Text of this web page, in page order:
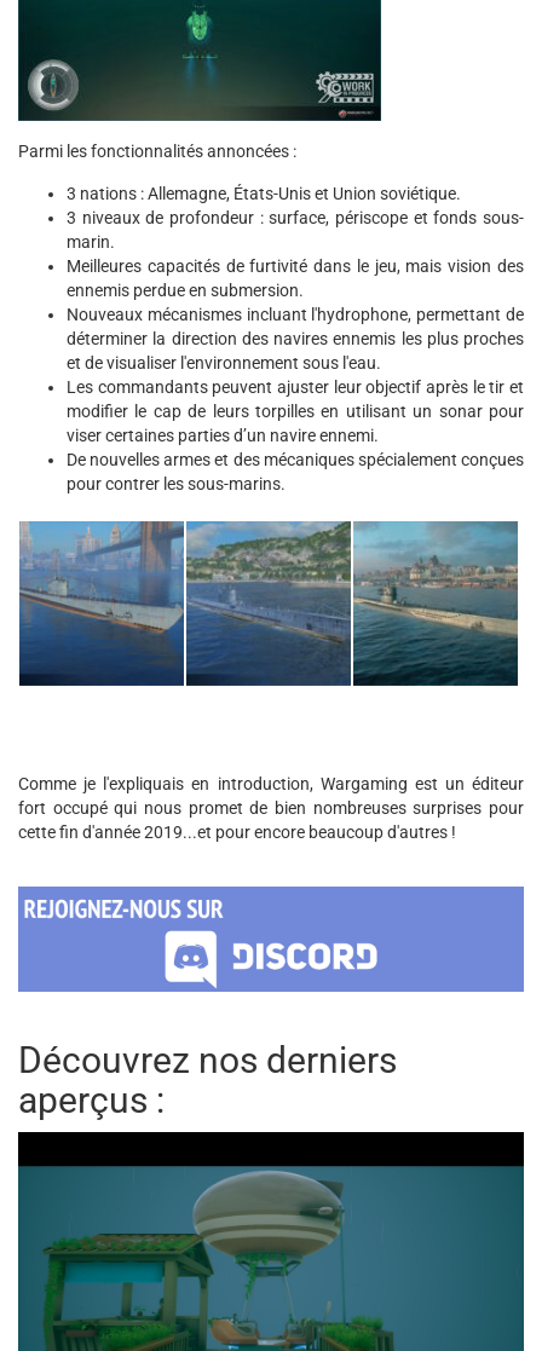
Parmi les fonctionnalités annoncées :
3 nations : Allemagne, États-Unis et Union soviétique.
3 niveaux de profondeur : surface, périscope et fonds sous-
marin.
Meilleures capacités de furtivité dans le jeu, mais vision des
ennemis perdue en submersion.
Nouveaux mécanismes incluant l'hydrophone, permettant de
déterminer la direction des navires ennemis les plus proches
et de visualiser l'environnement sous l'eau.
Les commandants peuvent ajuster leur objectif après le tir et
modifier le cap de leurs torpilles en utilisant un sonar pour
viser certaines parties d’un navire ennemi.
De nouvelles armes et des mécaniques spécialement conçues
pour contrer les sous-marins.
Comme je l'expliquais en introduction, Wargaming est un éditeur
fort occupé qui nous promet de bien nombreuses surprises pour
cette fin d'année 2019...et pour encore beaucoup d'autres !
Découvrez nos derniers
aperçus :